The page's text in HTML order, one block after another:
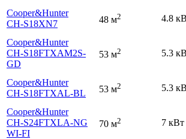
Cooper&Hunter
CH-S18XN7
48 м2 4.8
Cooper&Hunter
CH-S18FTXAM2S-
GD
53 м2 5.3
Cooper&Hunter
CH-S18FTXAL-BL
53 м2 5.3
Cooper&Hunter
CH-S24FTXLA-NG
WI-FI
70 м2 7 кВт